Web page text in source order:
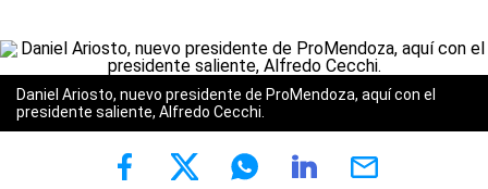
Daniel Ariosto, nuevo presidente de ProMendoza, aquí con el
presidente saliente, Alfredo Cecchi.